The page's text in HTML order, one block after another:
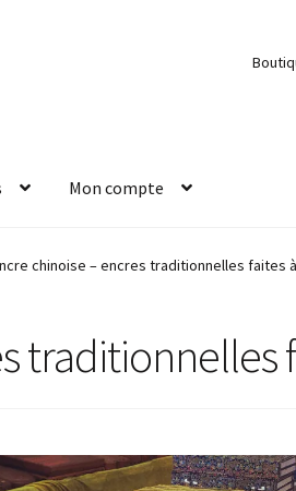
Mon compte
chinoise – encres traditionnelles faites
traditionnelles